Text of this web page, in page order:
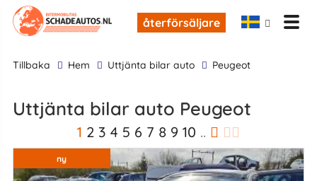
återförsäljare
tillbaka Hem Uttjänta bilar auto Peugeot
Uttjänta bilar auto Peugeot
1 2 3 4 5 6 7 8 9 10 ..
ny